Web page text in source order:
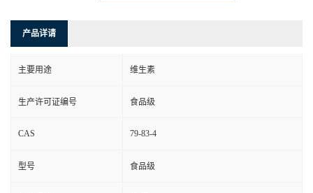
产品详请
主要用途 维生素
生产许可证编号 食品级
CAS 79-83-4
型号 食品级